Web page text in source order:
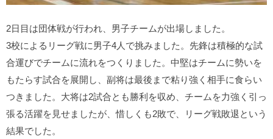
2日目は団体戦が行われ、男子チームが出場しました。
3校によるリーグ戦に男子4人で挑みました。先鋒は積極的な試
合運びでチームに流れをつくりました。中堅はチームに勢いを
もたらす試合を展開し、副将は最後まで粘り強く相手に食らい
つきました。大将は2試合とも勝利を収め、チームを力強く引っ
張る活躍を見せましたが、惜しくも2敗で、リーグ戦敗退という
結果でした。